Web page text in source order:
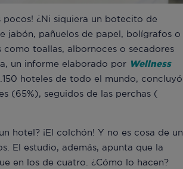
pocos! ¿Ni siquiera un botecito de
jabón, pañuelos de papel, bolígrafos o
toallas, albornoces o secadores
un informe elaborado por Wellness
hoteles de todo el mundo, concluyó
(65%), seguidos de las perchas (
hotel? ¡El colchón! Y no es cosa de un
El estudio, además, apunta que la
en los de cuatro. ¿Cómo lo hacen?